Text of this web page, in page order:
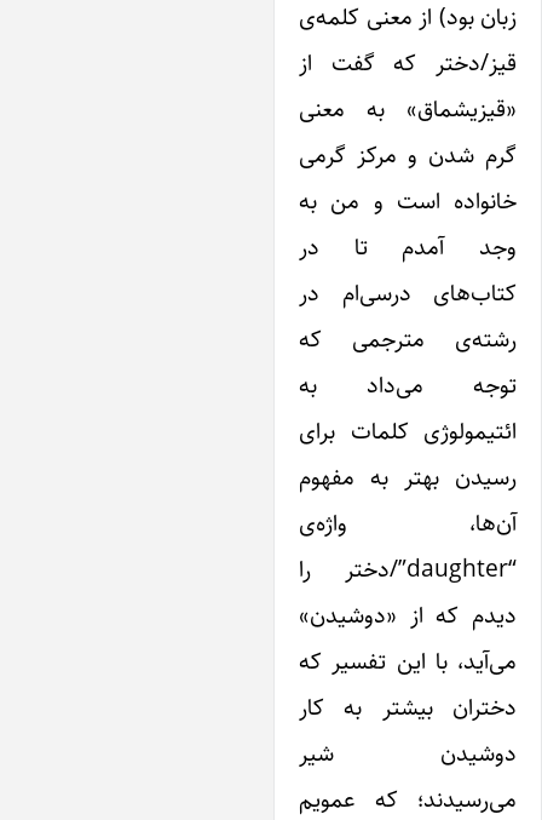
بود) از معنی کلمه‌ی
دختر که گفت از
به معنی
شدن و مرکز گرمی
است و من به
آمدم تا در
درسی‌ام در
مترجمی که
می‌داد به
کلمات برای
بهتر به مفهوم
‌واژه‌ی
“daughter”/دختر را
که از «دوشیدن»
با این تفسیر که
بیشتر به کار
شیر
که عمویم